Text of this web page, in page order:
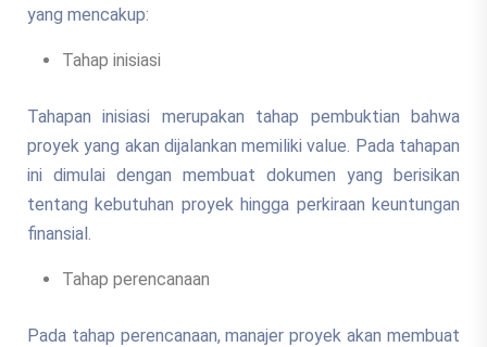
yang mencakup:
Tahap inisiasi
Tahapan inisiasi merupakan tahap pembuktian bahwa
proyek yang akan dijalankan memiliki value. Pada tahapan
ini dimulai dengan membuat dokumen yang berisikan
tentang kebutuhan proyek hingga perkiraan keuntungan
finansial.
Tahap perencanaan
Pada tahap perencanaan, manajer proyek akan membuat